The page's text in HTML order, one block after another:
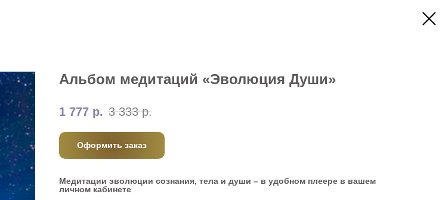
Альбом медитаций «Эволюция Души»
1 777 р. 3 333 р.
Оформить заказ
Медитации эволюции сознания, тела и души – в удобном плеере в вашем
личном кабинете